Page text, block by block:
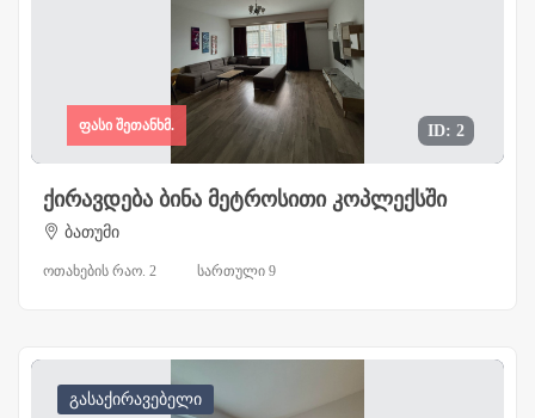
ID: 2
ფასი შეთანხმ.
ქირავდება ბინა მეტროსითი კოპლექსში
ბათუმი
ოთახების რაო. 2 სართული 9
გასაქირავებელი